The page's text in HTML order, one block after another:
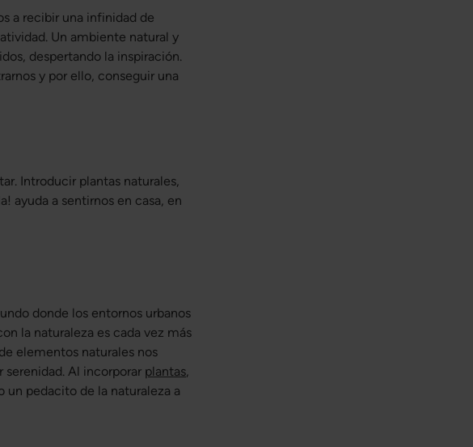
a recibir una infinidad de
Un ambiente natural y
despertando la inspiración.
y por ello, conseguir una
Introducir plantas naturales,
ayuda a sentirnos en casa, en
donde los entornos urbanos
la naturaleza es cada vez más
elementos naturales nos
serenidad. Al incorporar plantas,
un pedacito de la naturaleza a